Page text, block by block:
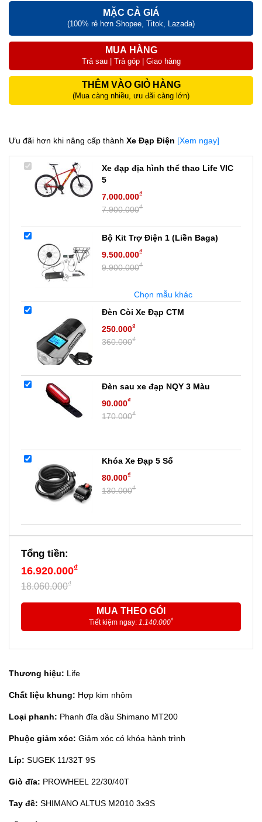
MẶC CẢ GIÁ
(100% rẻ hơn Shopee, Titok, Lazada)
MUA HÀNG
Trả sau | Trả góp | Giao hàng
THÊM VÀO GIỎ HÀNG
(Mua càng nhiều, ưu đãi càng lớn)
Ưu đãi hơn khi nâng cấp thành Xe Đạp Điện [Xem ngay]
Xe đạp địa hình thể thao Life VIC
5
7.000.000₫
7.900.000₫
Bộ Kit Trợ Điện 1 (Liền Baga)
9.500.000₫
9.900.000₫
Chọn mẫu khác
Đèn Còi Xe Đạp CTM
250.000₫
360.000₫
Đèn sau xe đạp NQY 3 Màu
90.000₫
170.000₫
Khóa Xe Đạp 5 Số
80.000₫
130.000₫
Tổng tiền:
16.920.000₫
18.060.000₫
MUA THEO GÓI
Tiết kiệm ngay: 1.140.000₫
Thương hiệu: Life
Chất liệu khung: Hợp kim nhôm
Loại phanh: Phanh đĩa dầu Shimano MT200
Phuộc giảm xóc: Giảm xóc có khóa hành trình
Líp: SUGEK 11/32T 9S
Giò đĩa: PROWHEEL 22/30/40T
Tay đề: SHIMANO ALTUS M2010 3x9S